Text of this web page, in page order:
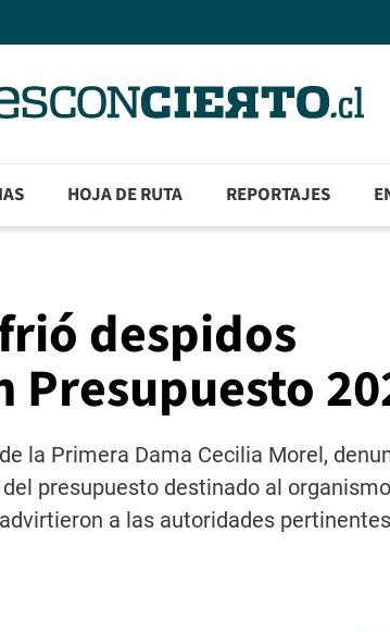
HOJA DE RUTA REPORTAJES
despidos
la Primera Dama Cecilia Morel,
presupuesto destinado al
a las autoridades